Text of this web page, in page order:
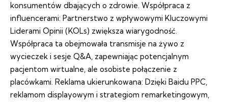
konsumentów dbających o zdrowie. Współpraca z
influencerami: Partnerstwo z wpływowymi Kluczowymi
Liderami Opinii (KOLs) zwiększa wiarygodność.
Współpraca ta obejmowała transmisje na żywo z
wycieczek i sesje Q&A, zapewniając potencjalnym
pacjentom wirtualne, ale osobiste połączenie z
placówkami. Reklama ukierunkowana: Dzięki Baidu PPC,
reklamom displayowym i strategiom remarketingowym,